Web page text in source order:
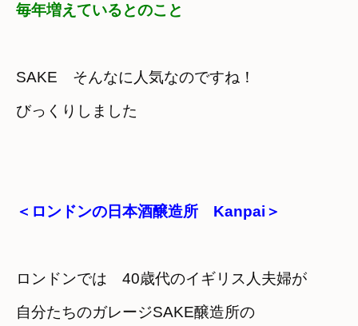
毎年増えているとのこと
SAKE　そんなに人気なのですね！
＜ロンドンの日本酒醸造所　Kanpai＞
ロンドンでは　40歳代のイギリス人夫婦が